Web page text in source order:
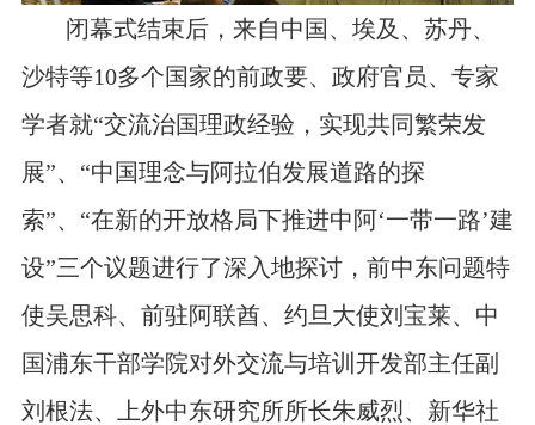
闭幕式结束后，来自中国、埃及、苏丹、
沙特等10多个国家的前政要、政府官员、专家
学者就“交流治国理政经验，实现共同繁荣发
展”、“中国理念与阿拉伯发展道路的探
索”、“在新的开放格局下推进中阿‘一带一路’建
设”三个议题进行了深入地探讨，前中东问题特
使吴思科、前驻阿联酋、约旦大使刘宝莱、中
国浦东干部学院对外交流与培训开发部主任副
刘根法、上外中东研究所所长朱威烈、新华社